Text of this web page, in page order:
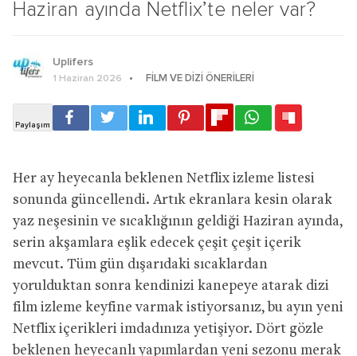
Haziran ayında Netflix’te neler var?
Uplifers
1 Haziran 2026 FILM VE DIZI ÖNERILERI
Her ay heyecanla beklenen Netflix izleme listesi
sonunda güncellendi. Artık ekranlara kesin olarak
yaz neşesinin ve sıcaklığının geldiği Haziran ayında,
serin akşamlara eşlik edecek çeşit çeşit içerik
mevcut. Tüm gün dışarıdaki sıcaklardan
yorulduktan sonra kendinizi kanepeye atarak dizi
film izleme keyfine varmak istiyorsanız, bu ayın yeni
Netflix içerikleri imdadınıza yetişiyor. Dört gözle
beklenen heyecanlı yapımlardan yeni sezonu merak